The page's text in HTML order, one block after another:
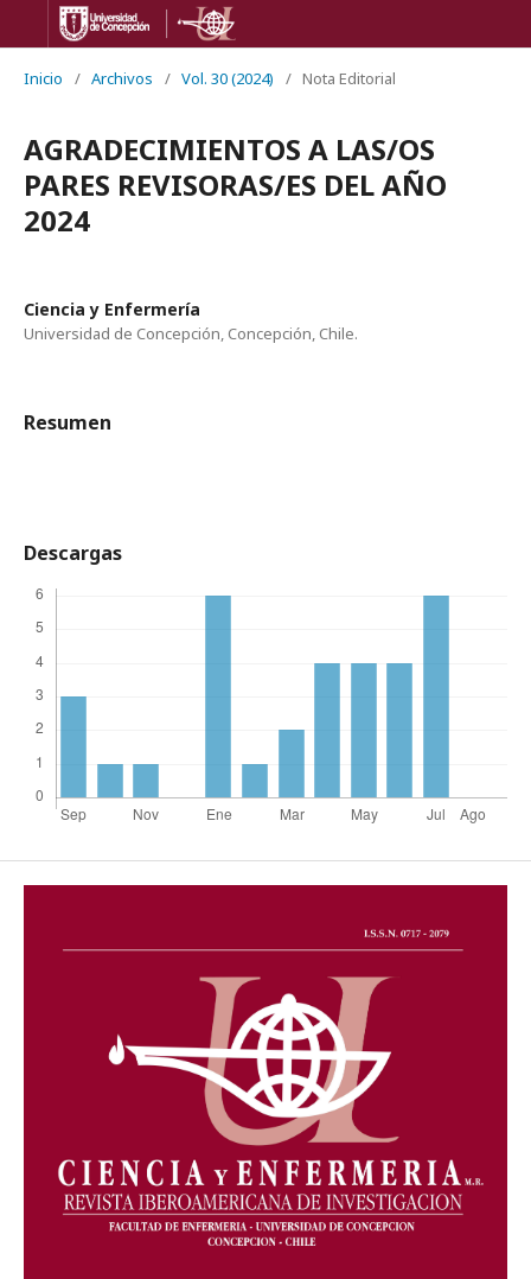
Inicio / Archivos / Vol. 30 (2024) / Nota Editorial
AGRADECIMIENTOS A LAS/OS
PARES REVISORAS/ES DEL AÑO
2024
Ciencia y Enfermería
Universidad de Concepción, Concepción, Chile.
Resumen
Descargas